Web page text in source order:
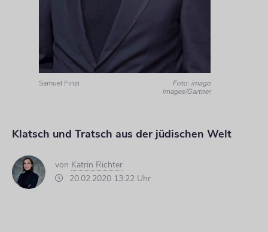
Samuel Finzi
Foto: imago
images/Gartner
Klatsch und Tratsch aus der jüdischen Welt
von Katrin Richter
20.02.2020 13:22 Uhr